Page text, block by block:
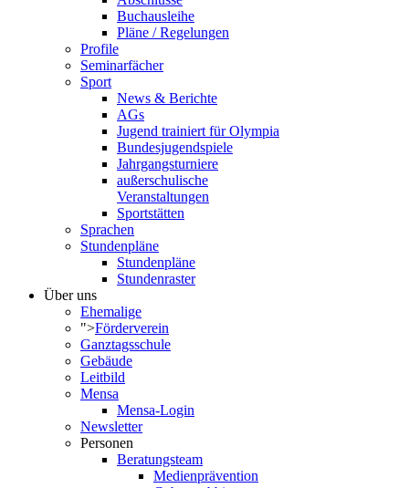
Buchausleihe
Pläne / Regelungen
Profile
Seminarfächer
Sport
News & Berichte
AGs
Jugend trainiert für Olympia
Bundesjugendspiele
Jahrgangsturniere
außerschulische
Veranstaltungen
Sportstätten
Sprachen
Stundenpläne
Stundenpläne
Stundenraster
Über uns
Ehemalige
">Förderverein
Ganztagsschule
Gebäude
Leitbild
Mensa
Mensa-Login
Newsletter
Personen
Beratungsteam
Medienprävention